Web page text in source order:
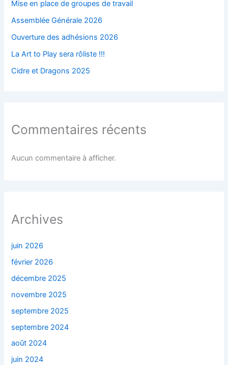
Mise en place de groupes de travail
Assemblée Générale 2026
Ouverture des adhésions 2026
La Art to Play sera rôliste !!!
Cidre et Dragons 2025
Commentaires récents
Aucun commentaire à afficher.
Archives
juin 2026
février 2026
décembre 2025
novembre 2025
septembre 2025
septembre 2024
août 2024
juin 2024